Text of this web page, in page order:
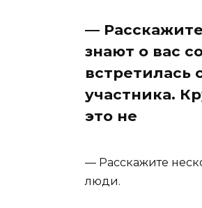
—
знают о вас
встретилась
участника.
это не
— Расскажите
люди.